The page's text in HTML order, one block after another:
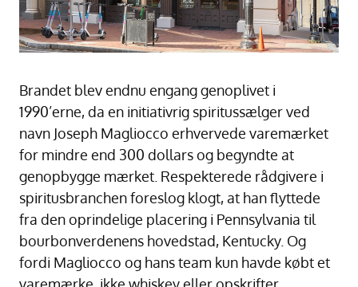
Brandet blev endnu engang genoplivet i
1990’erne, da en initiativrig spiritussælger ved
navn Joseph Magliocco erhvervede varemærket
for mindre end 300 dollars og begyndte at
genopbygge mærket. Respekterede rådgivere i
spiritusbranchen foreslog klogt, at han flyttede
fra den oprindelige placering i Pennsylvania til
bourbonverdenens hovedstad, Kentucky. Og
fordi Magliocco og hans team kun havde købt et
varemærke, ikke whiskey eller opskrifter,